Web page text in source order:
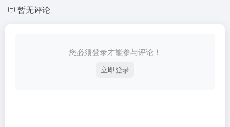
暂无评论
您必须登录才能参与评论！
立即登录